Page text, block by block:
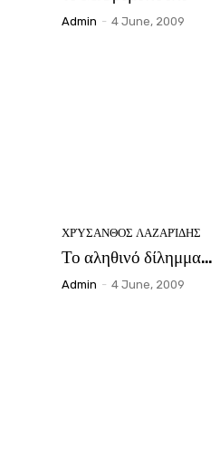
Admin - 4 June, 2009
ΧΡΎΣΑΝΘΟΣ ΛΑΖΑΡΊΔΗΣ
Το αληθινό δίλημμα…
Admin - 4 June, 2009